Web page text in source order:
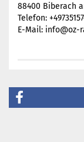
88400 Biberach
Telefon:
E-Mail: info@oz-